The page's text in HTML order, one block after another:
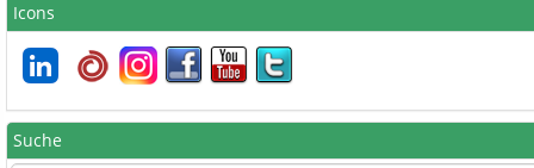
Icons
Suche